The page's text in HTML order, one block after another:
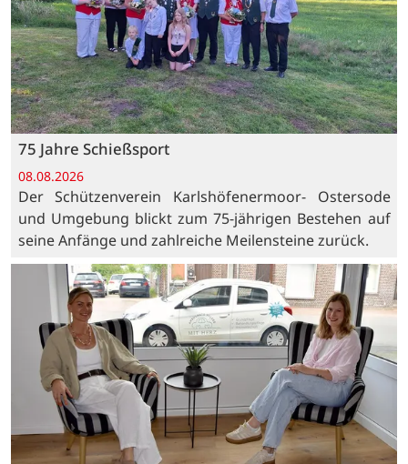
75 Jahre Schießsport
08.08.2026
Der Schützenverein Karlshöfenermoor- Ostersode
und Umgebung blickt zum 75-jährigen Bestehen auf
seine Anfänge und zahlreiche Meilensteine zurück.